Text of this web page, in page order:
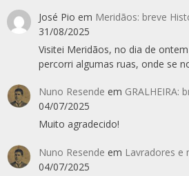
José Pio em Meridãos: breve
31/08/2025
Visitei Meridãos, no dia de
percorri algumas ruas, onde se
Nuno Resende em GRALHEIRA:
04/07/2025
Muito agradecido!
Nuno Resende em Lavradores e
04/07/2025